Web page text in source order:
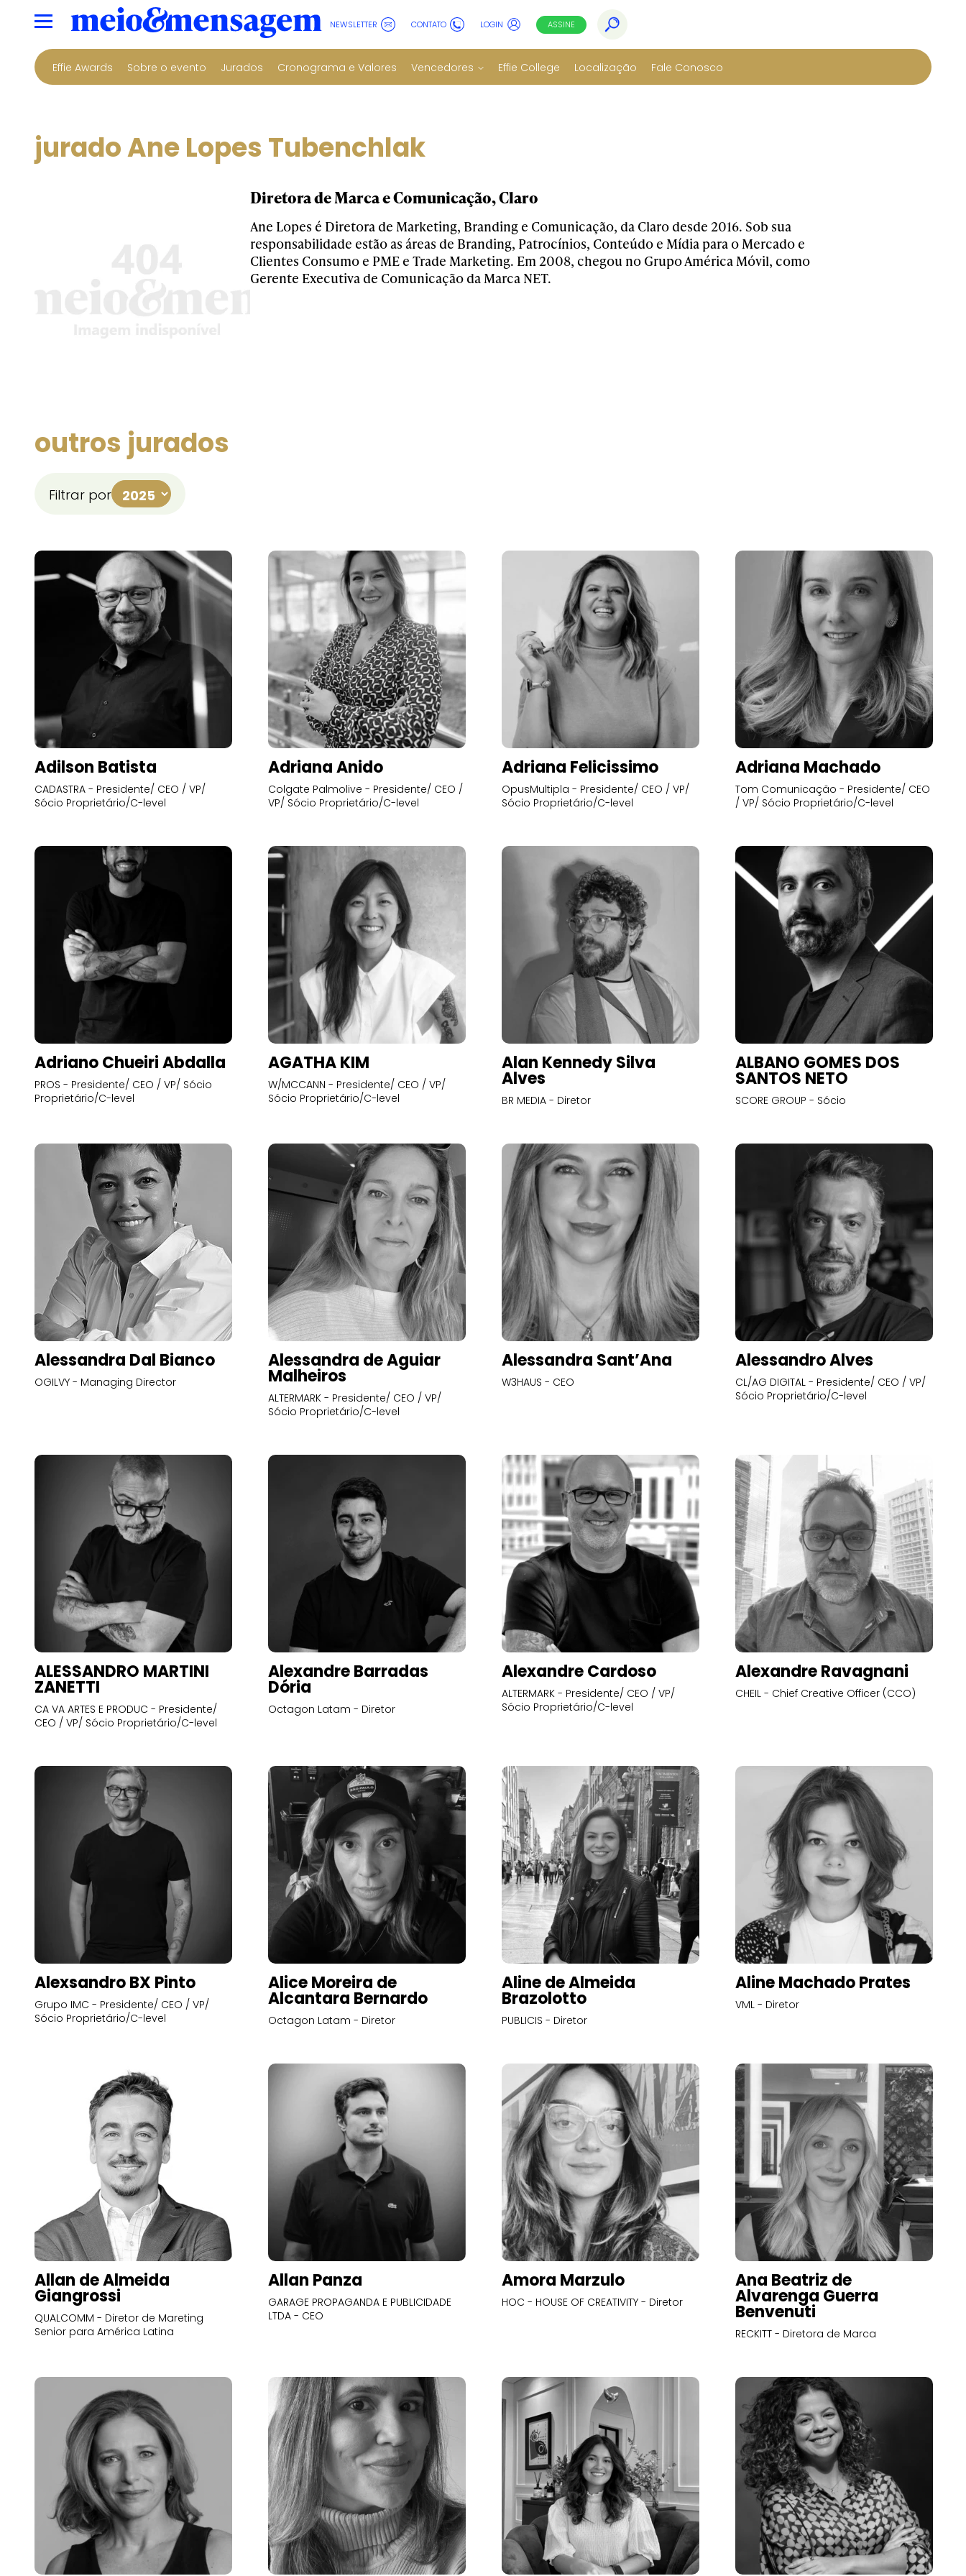
NEWSLETTER CONTATO LOGIN ASSINE
Effie Awards Sobre o evento Jurados Cronograma e Valores Vencedores Effie College Localização Fale Conosco
jurado Ane Lopes Tubenchlak
Diretora de Marca e Comunicação, Claro
Ane Lopes é Diretora de Marketing, Branding e Comunicação, da Claro desde 2016. Sob sua
responsabilidade estão as áreas de Branding, Patrocínios, Conteúdo e Mídia para o Mercado e
Clientes Consumo e PME e Trade Marketing. Em 2008, chegou no Grupo América Móvil, como
Gerente Executiva de Comunicação da Marca NET.
outros jurados
Filtrar por
Adilson Batista
CADASTRA - Presidente/ CEO / VP/
Sócio Proprietário/C-level
Adriana Anido
Colgate Palmolive - Presidente/ CEO /
VP/ Sócio Proprietário/C-level
Adriana Felicissimo
OpusMultipla - Presidente/ CEO / VP/
Sócio Proprietário/C-level
Adriana Machado
Tom Comunicação - Presidente/ CEO
/ VP/ Sócio Proprietário/C-level
Adriano Chueiri Abdalla
PROS - Presidente/ CEO / VP/ Sócio
Proprietário/C-level
AGATHA KIM
W/MCCANN - Presidente/ CEO / VP/
Sócio Proprietário/C-level
Alan Kennedy Silva
Alves
BR MEDIA - Diretor
ALBANO GOMES DOS
SANTOS NETO
SCORE GROUP - Sócio
Alessandra Dal Bianco
OGILVY - Managing Director
Alessandra de Aguiar
Malheiros
ALTERMARK - Presidente/ CEO / VP/
Sócio Proprietário/C-level
Alessandra Sant’Ana
W3HAUS - CEO
Alessandro Alves
CL/AG DIGITAL - Presidente/ CEO / VP/
Sócio Proprietário/C-level
ALESSANDRO MARTINI
ZANETTI
CA VA ARTES E PRODUC - Presidente/
CEO / VP/ Sócio Proprietário/C-level
Alexandre Barradas
Dória
Octagon Latam - Diretor
Alexandre Cardoso
ALTERMARK - Presidente/ CEO / VP/
Sócio Proprietário/C-level
Alexandre Ravagnani
CHEIL - Chief Creative Officer (CCO)
Alexsandro BX Pinto
Grupo IMC - Presidente/ CEO / VP/
Sócio Proprietário/C-level
Alice Moreira de
Alcantara Bernardo
Octagon Latam - Diretor
Aline de Almeida
Brazolotto
PUBLICIS - Diretor
Aline Machado Prates
VML - Diretor
Allan de Almeida
Giangrossi
QUALCOMM - Diretor de Mareting
Senior para América Latina
Allan Panza
GARAGE PROPAGANDA E PUBLICIDADE
LTDA - CEO
Amora Marzulo
HOC - HOUSE OF CREATIVITY - Diretor
Ana Beatriz de
Alvarenga Guerra
Benvenuti
RECKITT - Diretora de Marca